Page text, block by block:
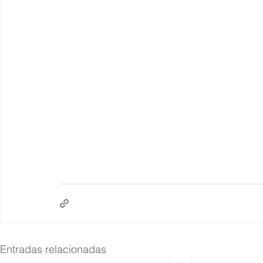
Entradas relacionadas